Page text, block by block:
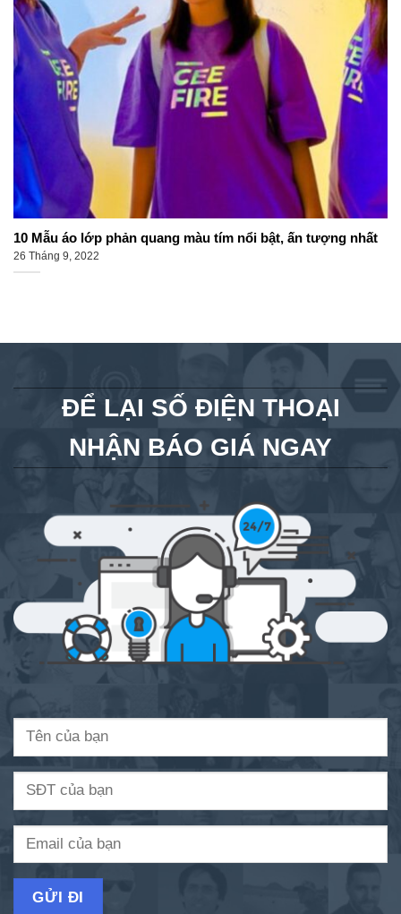
10 Mẫu áo lớp phản quang màu tím nổi bật, ấn tượng nhất
26 Tháng 9, 2022
ĐỂ LẠI SỐ ĐIỆN THOẠI
NHẬN BÁO GIÁ NGAY